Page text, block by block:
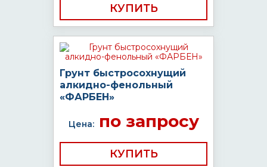
КУПИТЬ
Грунт быстросохнущий
алкидно-фенольный
«ФАРБЕН»
Цена:по запросу
КУПИТЬ